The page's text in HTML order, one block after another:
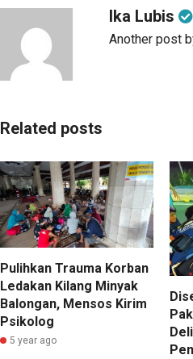
Ika Lubis
Another post
Related posts
Pulihkan Trauma Korban
Ledakan Kilang Minyak
Balongan, Mensos Kirim
Psikolog
5 year ago